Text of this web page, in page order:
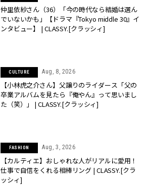
仲里依紗さん（36）「今の時代なら結婚は選ん
でいないかも」【ドラマ『Tokyo middle 30』イ
ンタビュー】 | CLASSY.[クラッシィ]
CULTURE Aug, 8, 2026
【小林虎之介さん】父譲りのライダース「父の
卒業アルバムを見たら『俺やん』って思いまし
た（笑）」 | CLASSY.[クラッシィ]
FASHION Aug, 3, 2026
【カルティエ】おしゃれな人がリアルに愛用！
仕事で自信をくれる相棒リング | CLASSY.[クラ
ッシィ]